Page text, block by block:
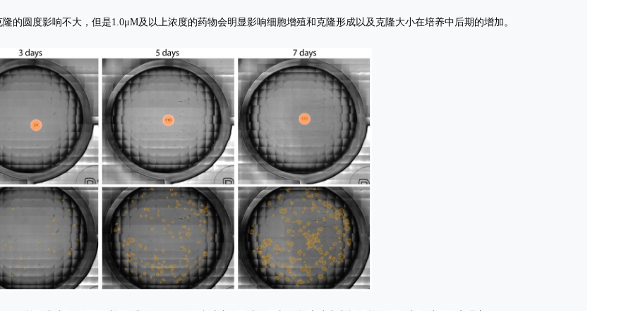
的圆度影响不大，但是1.0μM及以上浓度的药物会明显影响细胞增殖和克隆形成以及克隆大小在培养中后期的增加。